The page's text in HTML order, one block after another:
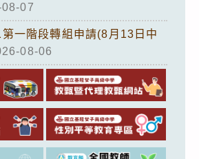
07
一階段轉組申請(8月13日中
08-06